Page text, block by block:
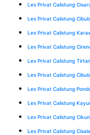
Les Privat Calistung
Les Privat Calistung
Les Privat Calistung
Les Privat Calistung
Les Privat Calistung
Les Privat Calistung
Les Privat Calistung
Les Privat Calistung
Les Privat Calistung
Les Privat Calistung